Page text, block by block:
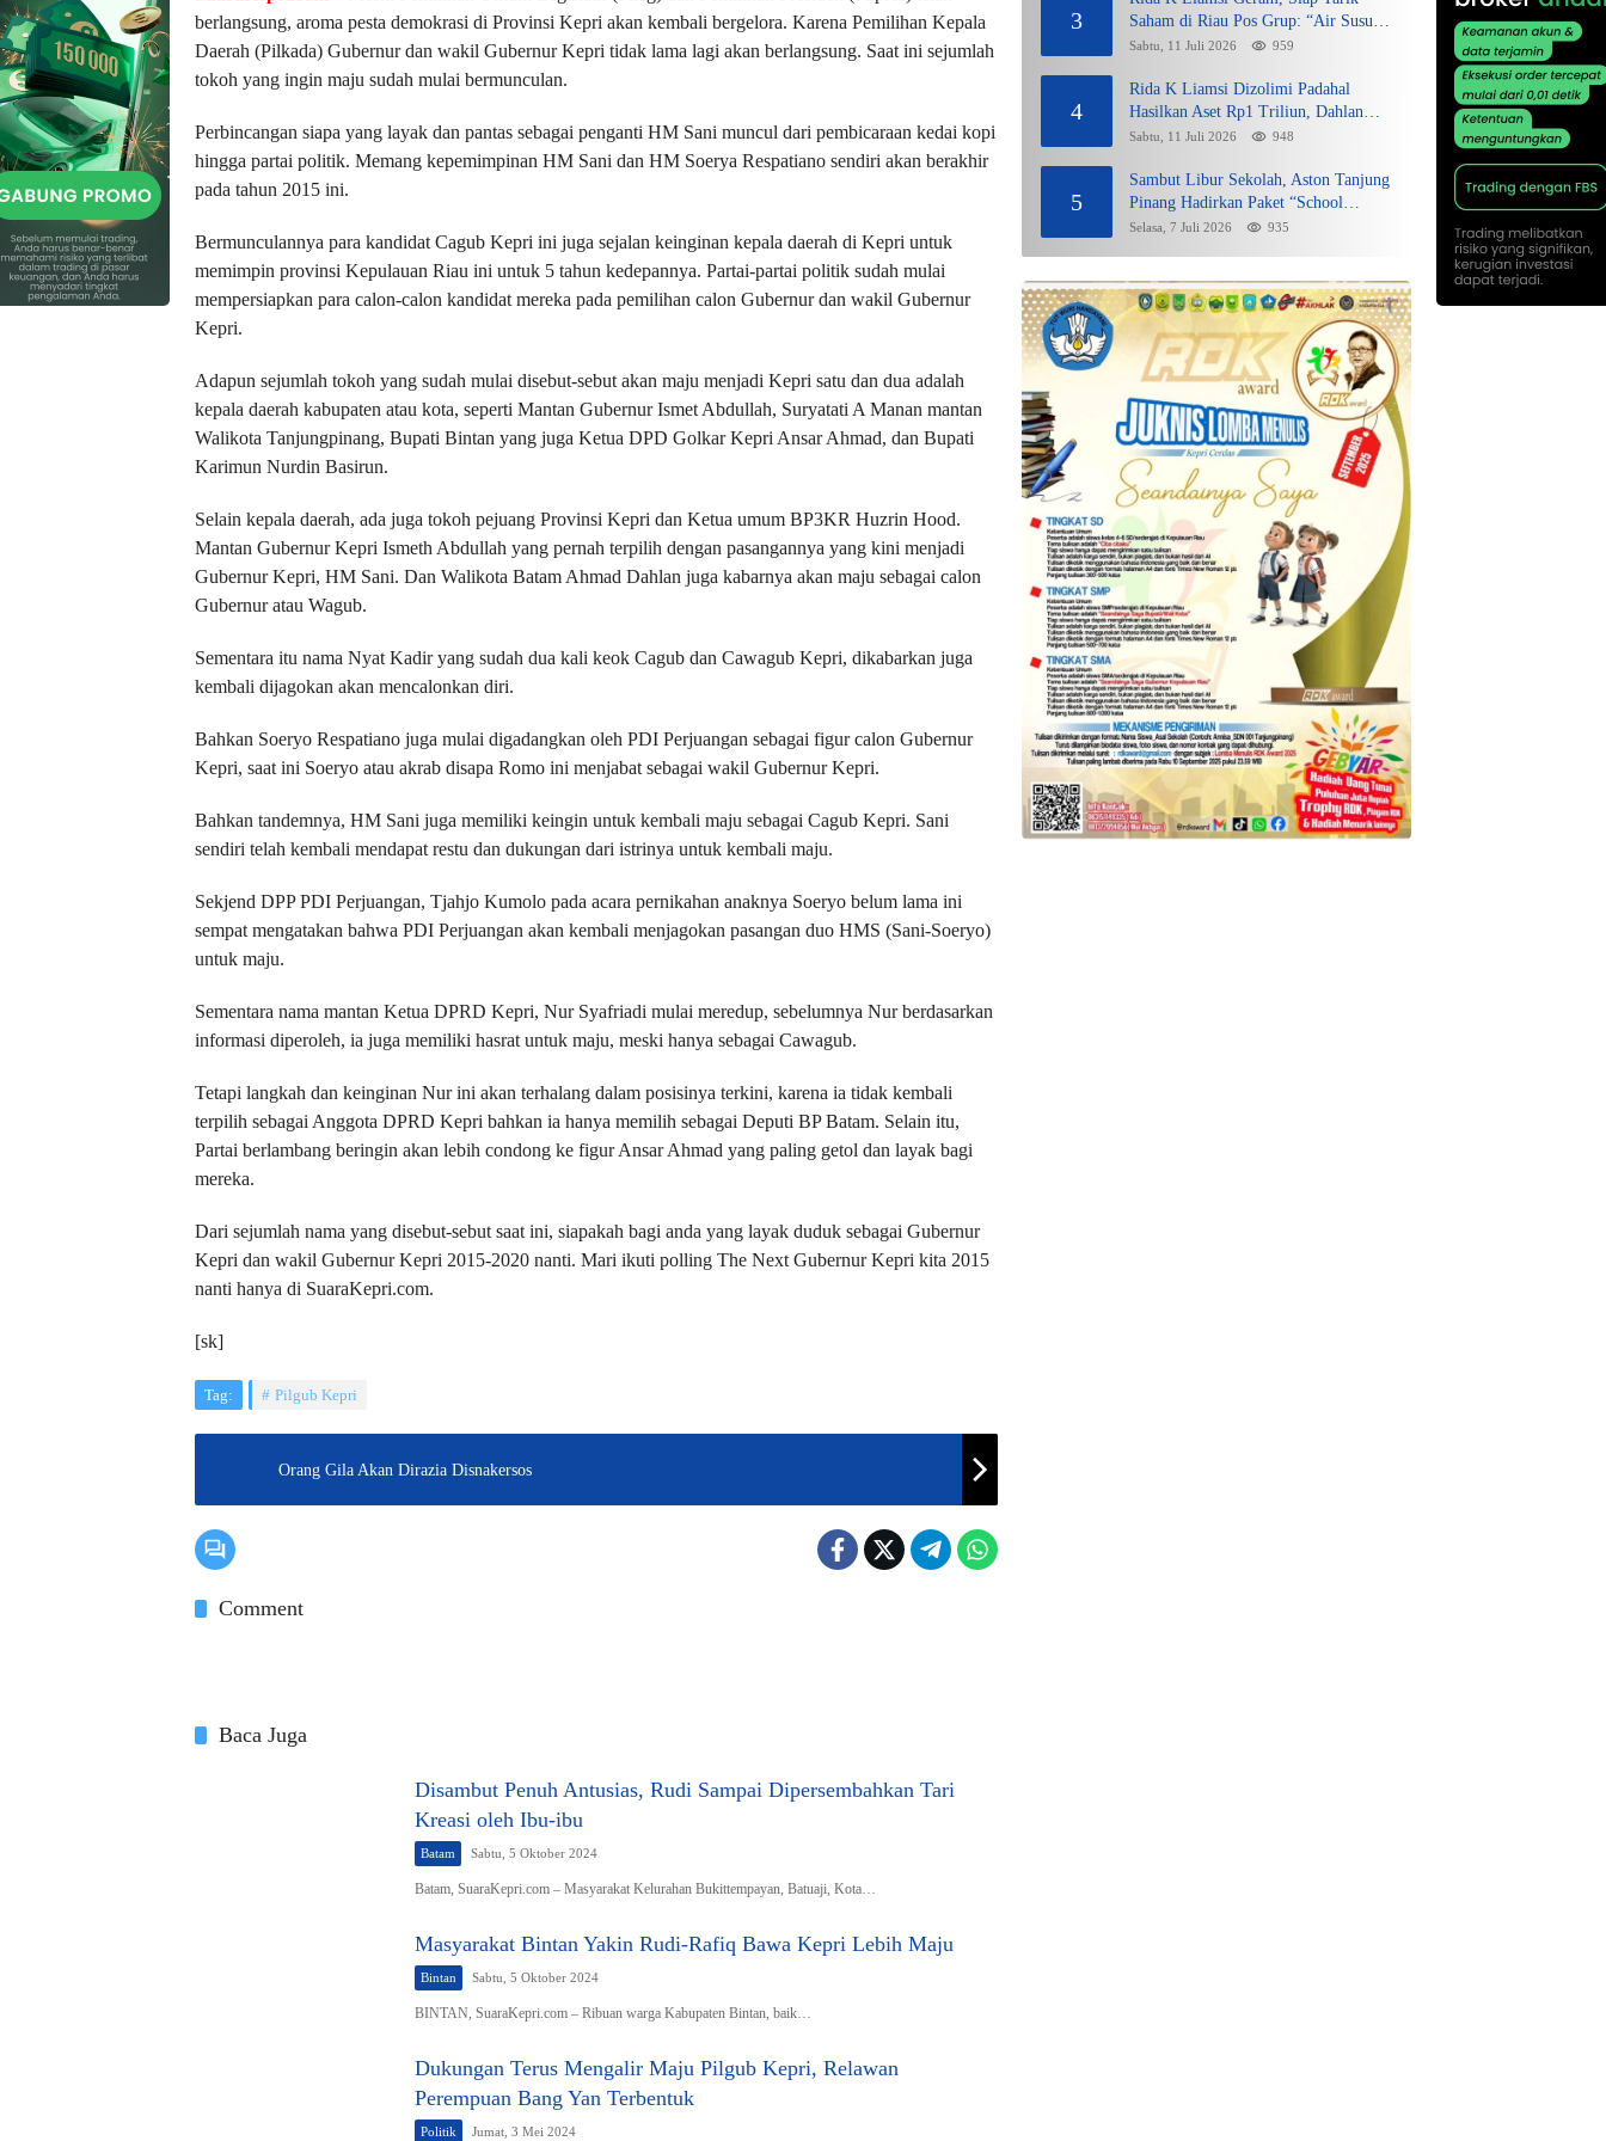
berlangsung, aroma pesta demokrasi di Provinsi Kepri akan kembali bergelora. Karena Pemilihan Kepala
Daerah (Pilkada) Gubernur dan wakil Gubernur Kepri tidak lama lagi akan berlangsung. Saat ini sejumlah
tokoh yang ingin maju sudah mulai bermunculan.
Perbincangan siapa yang layak dan pantas sebagai penganti HM Sani muncul dari pembicaraan kedai kopi
hingga partai politik. Memang kepemimpinan HM Sani dan HM Soerya Respatiano sendiri akan berakhir
pada tahun 2015 ini.
Bermunculannya para kandidat Cagub Kepri ini juga sejalan keinginan kepala daerah di Kepri untuk
memimpin provinsi Kepulauan Riau ini untuk 5 tahun kedepannya. Partai-partai politik sudah mulai
mempersiapkan para calon-calon kandidat mereka pada pemilihan calon Gubernur dan wakil Gubernur
Kepri.
Adapun sejumlah tokoh yang sudah mulai disebut-sebut akan maju menjadi Kepri satu dan dua adalah
kepala daerah kabupaten atau kota, seperti Mantan Gubernur Ismet Abdullah, Suryatati A Manan mantan
Walikota Tanjungpinang, Bupati Bintan yang juga Ketua DPD Golkar Kepri Ansar Ahmad, dan Bupati
Karimun Nurdin Basirun.
Selain kepala daerah, ada juga tokoh pejuang Provinsi Kepri dan Ketua umum BP3KR Huzrin Hood.
Mantan Gubernur Kepri Ismeth Abdullah yang pernah terpilih dengan pasangannya yang kini menjadi
Gubernur Kepri, HM Sani. Dan Walikota Batam Ahmad Dahlan juga kabarnya akan maju sebagai calon
Gubernur atau Wagub.
Sementara itu nama Nyat Kadir yang sudah dua kali keok Cagub dan Cawagub Kepri, dikabarkan juga
kembali dijagokan akan mencalonkan diri.
Bahkan Soeryo Respatiano juga mulai digadangkan oleh PDI Perjuangan sebagai figur calon Gubernur
Kepri, saat ini Soeryo atau akrab disapa Romo ini menjabat sebagai wakil Gubernur Kepri.
Bahkan tandemnya, HM Sani juga memiliki keingin untuk kembali maju sebagai Cagub Kepri. Sani
sendiri telah kembali mendapat restu dan dukungan dari istrinya untuk kembali maju.
Sekjend DPP PDI Perjuangan, Tjahjo Kumolo pada acara pernikahan anaknya Soeryo belum lama ini
sempat mengatakan bahwa PDI Perjuangan akan kembali menjagokan pasangan duo HMS (Sani-Soeryo)
untuk maju.
Sementara nama mantan Ketua DPRD Kepri, Nur Syafriadi mulai meredup, sebelumnya Nur berdasarkan
informasi diperoleh, ia juga memiliki hasrat untuk maju, meski hanya sebagai Cawagub.
Tetapi langkah dan keinginan Nur ini akan terhalang dalam posisinya terkini, karena ia tidak kembali
terpilih sebagai Anggota DPRD Kepri bahkan ia hanya memilih sebagai Deputi BP Batam. Selain itu,
Partai berlambang beringin akan lebih condong ke figur Ansar Ahmad yang paling getol dan layak bagi
mereka.
Dari sejumlah nama yang disebut-sebut saat ini, siapakah bagi anda yang layak duduk sebagai Gubernur
Kepri dan wakil Gubernur Kepri 2015-2020 nanti. Mari ikuti polling The Next Gubernur Kepri kita 2015
nanti hanya di SuaraKepri.com.
[sk]
Tag: Pilgub Kepri
Orang Gila Akan Dirazia Disnakersos
Comment
Baca Juga
Disambut Penuh Antusias, Rudi Sampai Dipersembahkan Tari
Kreasi oleh Ibu-ibu
Batam Sabtu, 5 Oktober 2024
Batam, SuaraKepri.com – Masyarakat Kelurahan Bukittempayan, Batuaji, Kota…
Masyarakat Bintan Yakin Rudi-Rafiq Bawa Kepri Lebih Maju
Bintan Sabtu, 5 Oktober 2024
BINTAN, SuaraKepri.com – Ribuan warga Kabupaten Bintan, baik…
Dukungan Terus Mengalir Maju Pilgub Kepri, Relawan
Perempuan Bang Yan Terbentuk
Politik Jumat, 3 Mei 2024
3
Saham di Riau Pos Grup: “Air Susu
Dibalas Air Tuba”
Sabtu, 11 Juli 2026 959
4
Rida K Liamsi Dizolimi Padahal
Hasilkan Aset Rp1 Triliun, Dahlan
Iskan Siap Membela
Sabtu, 11 Juli 2026 948
5
Sambut Libur Sekolah, Aston Tanjung
Pinang Hadirkan Paket “School
Holiday Getaway”
Selasa, 7 Juli 2026 935